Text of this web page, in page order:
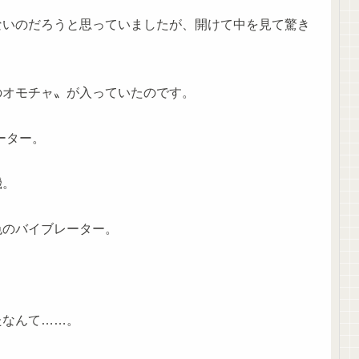
のだろうと思っていましたが、開けて中を見て驚き
モチャ〟が入っていたのです。
ー。
バイブレーター。
なんて……。